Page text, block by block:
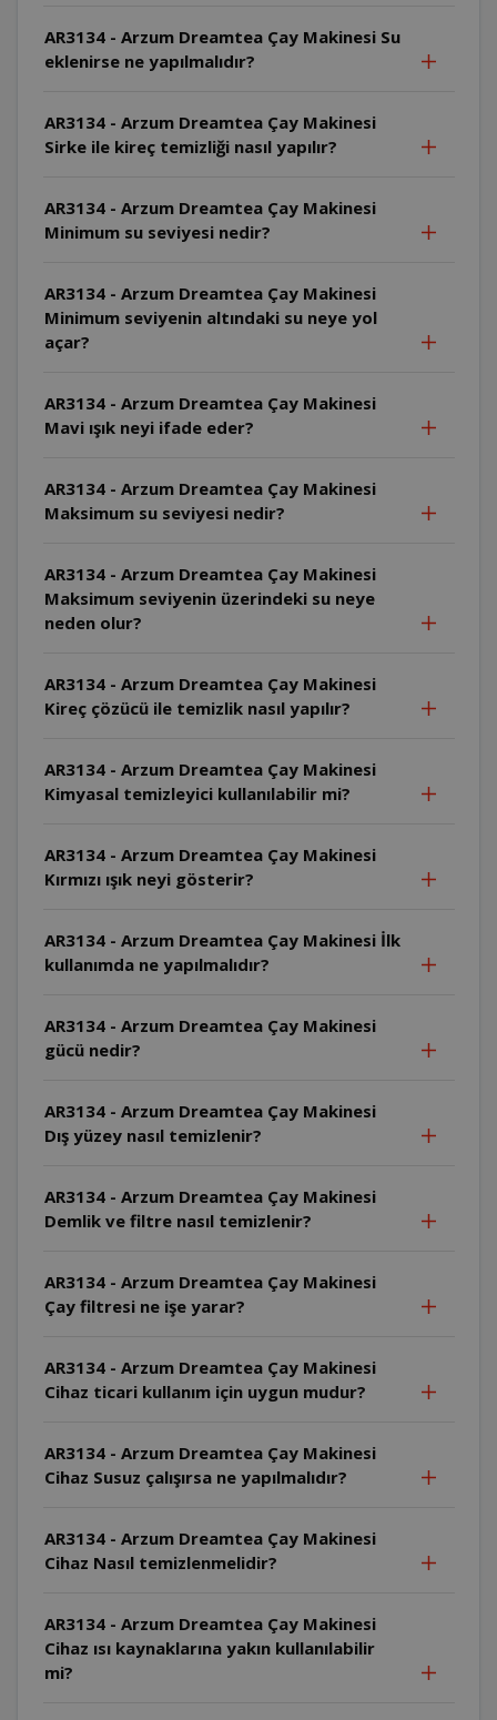
AR3134 - Arzum Dreamtea Çay Makinesi Su
eklenirse ne yapılmalıdır?
AR3134 - Arzum Dreamtea Çay Makinesi
Sirke ile kireç temizliği nasıl yapılır?
AR3134 - Arzum Dreamtea Çay Makinesi
Minimum su seviyesi nedir?
AR3134 - Arzum Dreamtea Çay Makinesi
Minimum seviyenin altındaki su neye yol
açar?
AR3134 - Arzum Dreamtea Çay Makinesi
Mavi ışık neyi ifade eder?
AR3134 - Arzum Dreamtea Çay Makinesi
Maksimum su seviyesi nedir?
AR3134 - Arzum Dreamtea Çay Makinesi
Maksimum seviyenin üzerindeki su neye
neden olur?
AR3134 - Arzum Dreamtea Çay Makinesi
Kireç çözücü ile temizlik nasıl yapılır?
AR3134 - Arzum Dreamtea Çay Makinesi
Kimyasal temizleyici kullanılabilir mi?
AR3134 - Arzum Dreamtea Çay Makinesi
Kırmızı ışık neyi gösterir?
AR3134 - Arzum Dreamtea Çay Makinesi İlk
kullanımda ne yapılmalıdır?
AR3134 - Arzum Dreamtea Çay Makinesi
gücü nedir?
AR3134 - Arzum Dreamtea Çay Makinesi
Dış yüzey nasıl temizlenir?
AR3134 - Arzum Dreamtea Çay Makinesi
Demlik ve filtre nasıl temizlenir?
AR3134 - Arzum Dreamtea Çay Makinesi
Çay filtresi ne işe yarar?
AR3134 - Arzum Dreamtea Çay Makinesi
Cihaz ticari kullanım için uygun mudur?
AR3134 - Arzum Dreamtea Çay Makinesi
Cihaz Susuz çalışırsa ne yapılmalıdır?
AR3134 - Arzum Dreamtea Çay Makinesi
Cihaz Nasıl temizlenmelidir?
AR3134 - Arzum Dreamtea Çay Makinesi
Cihaz ısı kaynaklarına yakın kullanılabilir
mi?